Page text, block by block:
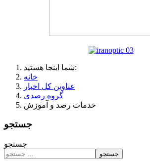
شما اینجا هستید:
خانه
عناوین کل اخبار
گروه رصدی
خدمات رصد و آموزش
جستجو
جستجو
جستجو